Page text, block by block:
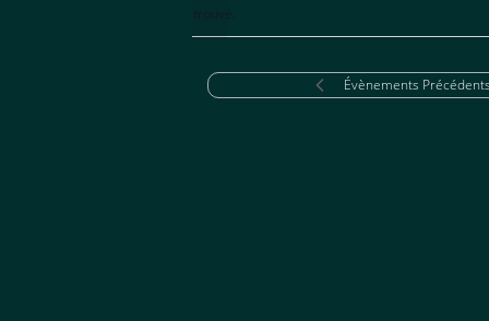
date.
Évènements Précédents